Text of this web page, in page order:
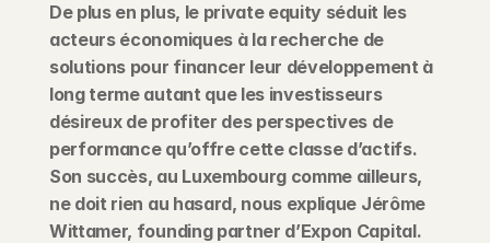
About
COMMUNITY
Join
Events
De plus en plus, le private equity séduit les
acteurs économiques à la recherche de
solutions pour financer leur développement à
long terme autant que les investisseurs
désireux de profiter des perspectives de
performance qu’offre cette classe d’actifs.
Son succès, au Luxembourg comme ailleurs,
ne doit rien au hasard, nous explique Jérôme
Wittamer, founding partner d’Expon Capital.